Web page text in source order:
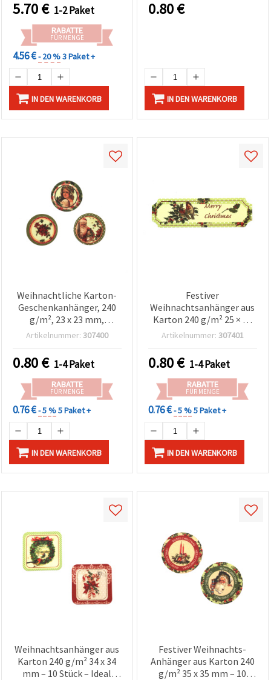
5.70€ 1-2 Paket
RABATTE
FÜR MENGE
4.56 €- 20 %3 Paket +
IN DEN WARENKORB
Weihnachten
0.80€
IN DEN WARENKORB
Weihnachtliche Karton-
Geschenkanhänger, 240
g/m², 23 x 23 mm,
sortiert – 15er-Set
Artikelnummer: 307400
0.80€ 1-4 Paket
RABATTE
FÜR MENGE
0.76 €- 5 %5 Paket +
IN DEN WARENKORB
Festiver
Weihnachtsanhänger aus
Karton 240 g/m² 25 × 91
mm – 5 Stück – ideal für
Weihnachtsbasteln
Artikelnummer: 307401
0.80€ 1-4 Paket
RABATTE
FÜR MENGE
0.76 €- 5 %5 Paket +
IN DEN WARENKORB
Weihnachtsanhänger aus
Karton 240 g/m² 34 x 34
mm – 10 Stück – Ideal
Festiver Weihnachts-
Anhänger aus Karton 240
g/m² 35 x 35 mm – 10